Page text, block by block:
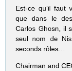
Est-ce qu’il faut
que dans le
Carlos Ghosn, il
seul nom de
seconds rôles…
Chairman and